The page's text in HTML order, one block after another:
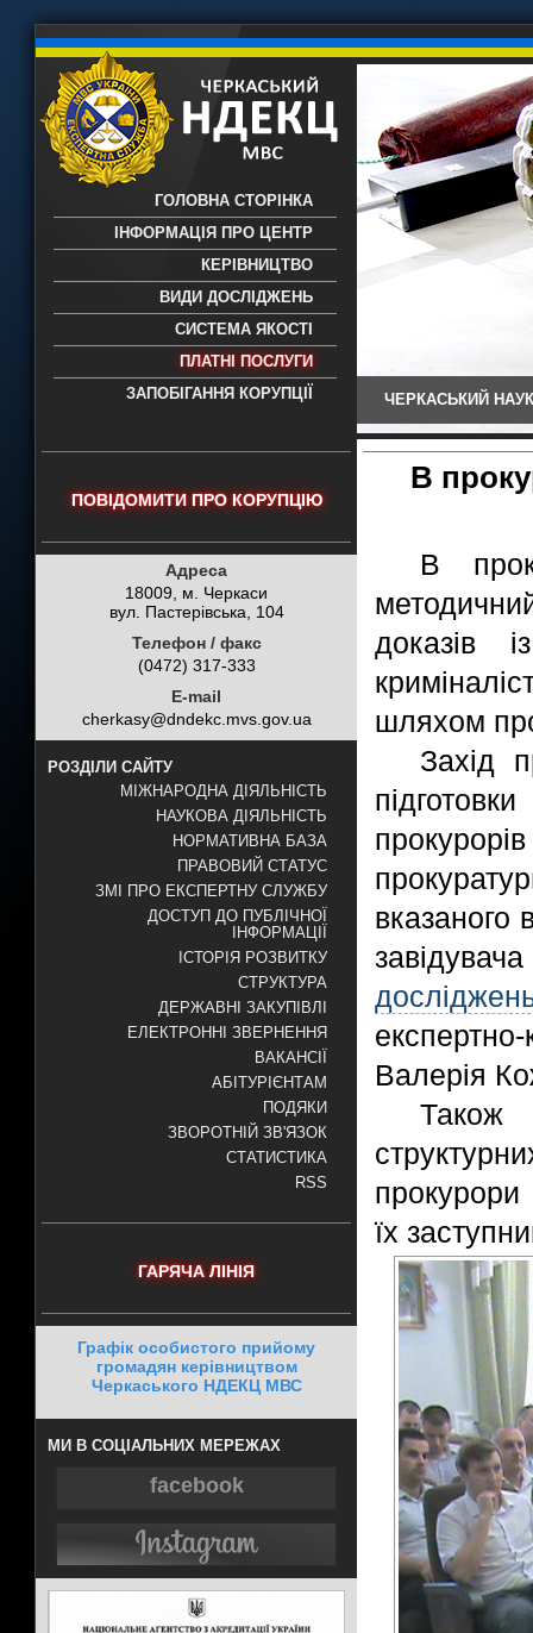
науково-дослідний експертно-
- проведення всих видів судових
експертиз
ГОЛОВНА СТОРІНКА
ІНФОРМАЦІЯ ПРО ЦЕНТР
КЕРІВНИЦТВО
ВИДИ ДОСЛІДЖЕНЬ
СИСТЕМА ЯКОСТІ
ПЛАТНІ ПОСЛУГИ
ЗАПОБІГАННЯ КОРУПЦІЇ
ЧЕРКАСЬКИЙ
ПОВІДОМИТИ ПРО КОРУПЦІЮ
Адреса
18009, м. Черкаси
вул. Пастерівська, 104
Телефон / факс
(0472) 317-333
E-mail
cherkasy@dndekc.mvs.gov.ua
РОЗДІЛИ САЙТУ
МІЖНАРОДНА ДІЯЛЬНІСТЬ
НАУКОВА ДІЯЛЬНІСТЬ
НОРМАТИВНА БАЗА
ПРАВОВИЙ СТАТУС
ЗМІ ПРО ЕКСПЕРТНУ СЛУЖБУ
ДОСТУП ДО ПУБЛІЧНОЇ
ІНФОРМАЦІЇ
ІСТОРІЯ РОЗВИТКУ
СТРУКТУРА
ДЕРЖАВНІ ЗАКУПІВЛІ
ЕЛЕКТРОННІ ЗВЕРНЕННЯ
ВАКАНСІЇ
АБІТУРІЄНТАМ
ПОДЯКИ
ЗВОРОТНІЙ ЗВ'ЯЗОК
СТАТИСТИКА
RSS
ГАРЯЧА ЛІНІЯ
Графік особистого прийому
громадян керівництвом
Черкаського НДЕКЦ МВС
МИ В СОЦІАЛЬНИХ МЕРЕЖАХ
facebook
В
В
доказів
шляхом
Захід
вказаного
Валерія
Також
прокурори
їх